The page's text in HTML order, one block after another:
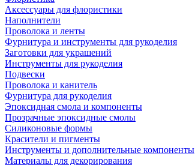
Аксессуары для флористики
Наполнители
Проволока и ленты
Фурнитура и инструменты для рукоделия
Заготовки для украшений
Инструменты для рукоделия
Подвески
Проволока и канитель
Фурнитура для рукоделия
Эпоксидная смола и компоненты
Прозрачные эпоксидные смолы
Силиконовые формы
Красители и пигменты
Инструменты и дополнительные компоненты
Материалы для декорирования